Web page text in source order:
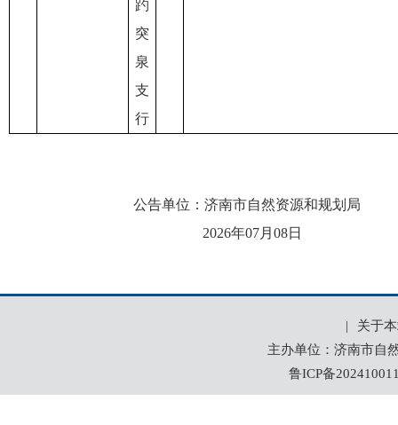
趵
突
泉
支
行
公告单位：济南市自然资源和规划局
2026年07月08日
|
关于
主办单位：济南市自
鲁ICP备